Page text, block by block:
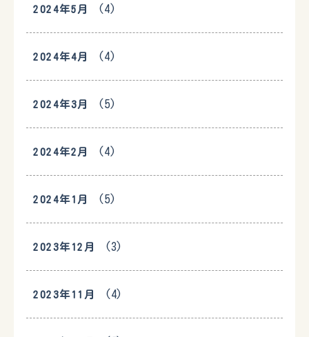
2024年5月 (4)
2024年4月 (4)
2024年3月 (5)
2024年2月 (4)
2024年1月 (5)
2023年12月 (3)
2023年11月 (4)